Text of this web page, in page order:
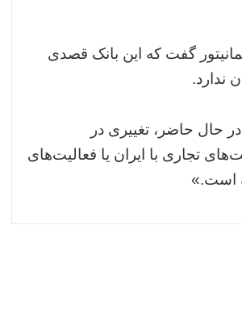
گفت که این بانک قصدی
ندارد.
حال حاضر، تغییری در
تجاری با ایران یا فعالیت‌های
است.»